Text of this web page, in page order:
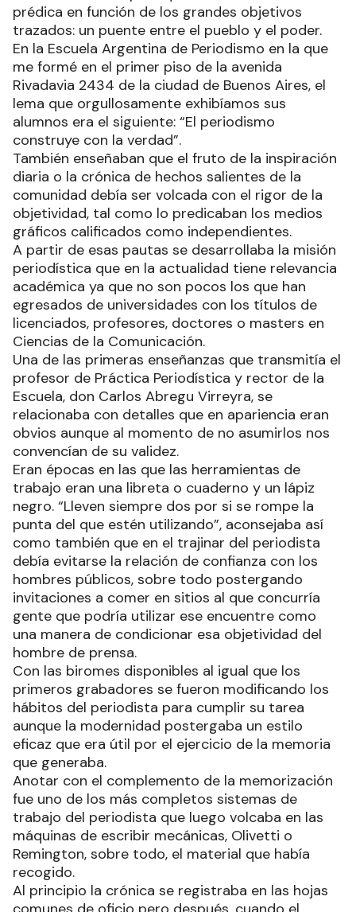
prédica en función de los grandes objetivos
trazados: un puente entre el pueblo y el poder.
En la Escuela Argentina de Periodismo en la que
me formé en el primer piso de la avenida
Rivadavia 2434 de la ciudad de Buenos Aires, el
lema que orgullosamente exhibíamos sus
alumnos era el siguiente: “El periodismo
construye con la verdad”.
También enseñaban que el fruto de la inspiración
diaria o la crónica de hechos salientes de la
comunidad debía ser volcada con el rigor de la
objetividad, tal como lo predicaban los medios
gráficos calificados como independientes.
A partir de esas pautas se desarrollaba la misión
periodística que en la actualidad tiene relevancia
académica ya que no son pocos los que han
egresados de universidades con los títulos de
licenciados, profesores, doctores o masters en
Ciencias de la Comunicación.
Una de las primeras enseñanzas que transmitía el
profesor de Práctica Periodística y rector de la
Escuela, don Carlos Abregu Virreyra, se
relacionaba con detalles que en apariencia eran
obvios aunque al momento de no asumirlos nos
convencían de su validez.
Eran épocas en las que las herramientas de
trabajo eran una libreta o cuaderno y un lápiz
negro. “Lleven siempre dos por si se rompe la
punta del que estén utilizando”, aconsejaba así
como también que en el trajinar del periodista
debía evitarse la relación de confianza con los
hombres públicos, sobre todo postergando
invitaciones a comer en sitios al que concurría
gente que podría utilizar ese encuentre como
una manera de condicionar esa objetividad del
hombre de prensa.
Con las biromes disponibles al igual que los
primeros grabadores se fueron modificando los
hábitos del periodista para cumplir su tarea
aunque la modernidad postergaba un estilo
eficaz que era útil por el ejercicio de la memoria
que generaba.
Anotar con el complemento de la memorización
fue uno de los más completos sistemas de
trabajo del periodista que luego volcaba en las
máquinas de escribir mecánicas, Olivetti o
Remington, sobre todo, el material que había
recogido.
Al principio la crónica se registraba en las hojas